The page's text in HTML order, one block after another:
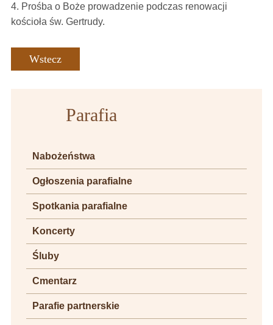
4. Prośba o Boże prowadzenie podczas renowacji
kościoła św. Gertrudy.
Wstecz
Parafia
Nabożeństwa
Ogłoszenia parafialne
Spotkania parafialne
Koncerty
Śluby
Cmentarz
Parafie partnerskie